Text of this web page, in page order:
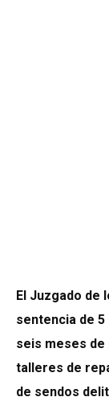
El Juzgado de
sentencia de 5
seis meses de
talleres de
de sendos